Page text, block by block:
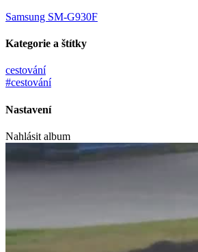
Samsung SM-G930F
Kategorie a štítky
cestování
#cestování
Nastavení
Nahlásit album